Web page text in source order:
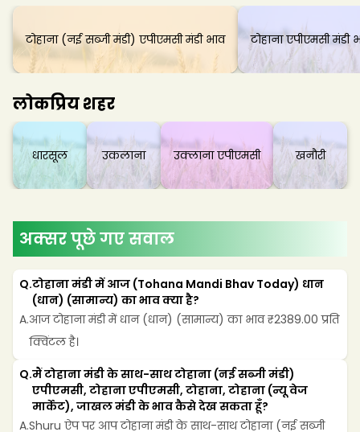
टोहाना (नई सब्जी मंडी) एपीएमसी मंडी भाव टोहाना एपीएमसी मंडी
लोकप्रिय शहर
धारसूल उकलाना उक्लाना एपीएमसी खनौरी
अक्सर पूछे गए सवाल
Q.टोहाना मंडी में आज (Tohana Mandi Bhav Today) धान
(धान) (सामान्य) का भाव क्या है?
A.आज टोहाना मंडी में धान (धान) (सामान्य) का भाव ₹2389.00 प्रति
क्विंटल है।
Q.मैं टोहाना मंडी के साथ-साथ टोहाना (नई सब्जी मंडी)
एपीएमसी, टोहाना एपीएमसी, टोहाना, टोहाना (न्यू वेज
मार्केट), जाखल मंडी के भाव कैसे देख सकता हूँ?
A.Shuru ऐप पर आप टोहाना मंडी के साथ-साथ टोहाना (नई सब्जी